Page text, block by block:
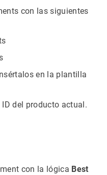
con las siguientes
en la plantilla
ID del producto actual.
con la lógica Best